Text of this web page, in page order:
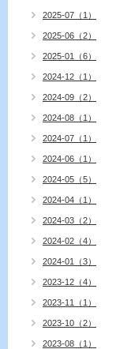
2025-07（1）
2025-06（2）
2025-01（6）
2024-12（1）
2024-09（2）
2024-08（1）
2024-07（1）
2024-06（1）
2024-05（5）
2024-04（1）
2024-03（2）
2024-02（4）
2024-01（3）
2023-12（4）
2023-11（1）
2023-10（2）
2023-08（1）